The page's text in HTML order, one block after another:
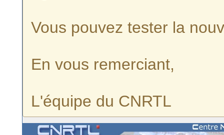
Vous pouvez tester la
En vous remerciant,
L'équipe du CNRTL